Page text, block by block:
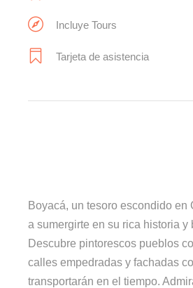
Incluye Tours
Tarjeta de asistencia
Boyacá, un tesoro escondido en
a sumergirte en su rica historia y
Descubre pintorescos pueblos
calles empedradas y fachadas
transportarán en el tiempo.